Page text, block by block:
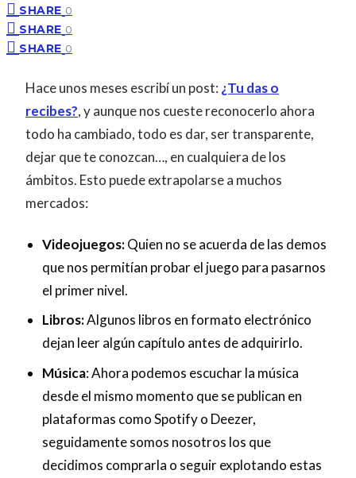
SHARE 0
SHARE 0
SHARE 0
Hace unos meses escribí un post: ¿Tu das o
recibes?, y aunque nos cueste reconocerlo ahora
todo ha cambiado, todo es dar, ser transparente,
dejar que te conozcan…, en cualquiera de los
ámbitos. Esto puede extrapolarse a muchos
mercados:
Videojuegos:Quien no se acuerda de las demos
que nos permitían probar el juego para pasarnos
el primer nivel.
Libros:Algunos libros en formato electrónico
dejan leer algún capítulo antes de adquirirlo.
Música: Ahora podemos escuchar la música
desde el mismo momento que se publican en
plataformas como Spotify o Deezer,
seguidamente somos nosotros los que
decidimos comprarla o seguir explotando estas